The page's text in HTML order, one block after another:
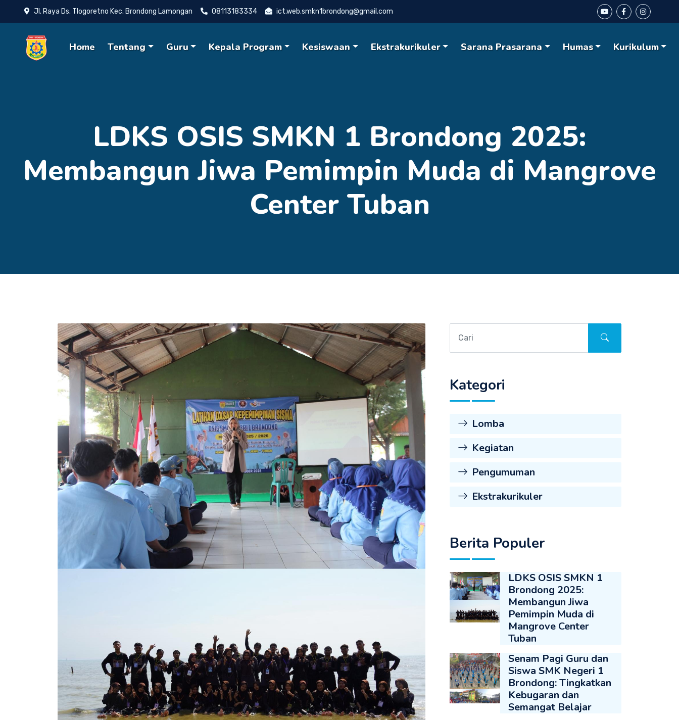
Jl. Raya Ds. Tlogoretno Kec. Brondong Lamongan 08113183334 ict.web.smkn1brondong@gmail.com
Home Tentang Guru Kepala Program Kesiswaan Ekstrakurikuler Sarana Prasarana Humas Kurikulum
LDKS OSIS SMKN 1 Brondong 2025:
Membangun Jiwa Pemimpin Muda di Mangrove
Center Tuban
Kategori
Lomba
Kegiatan
Pengumuman
Ekstrakurikuler
Berita Populer
LDKS OSIS SMKN 1
Brondong 2025:
Membangun Jiwa
Pemimpin Muda di
Mangrove Center
Tuban
Senam Pagi Guru dan
Siswa SMK Negeri 1
Brondong: Tingkatkan
Kebugaran dan
Semangat Belajar